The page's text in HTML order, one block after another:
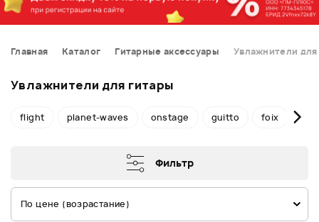
Главная Каталог Гитарные аксессуары Увлажнители
Увлажнители для гитары
flight planet-waves onstage guitto foix
Фильтр
По цене (возрастание)